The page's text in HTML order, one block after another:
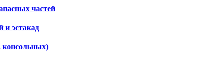
частей
и эстакад
консольных)